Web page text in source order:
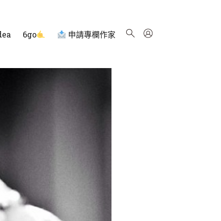
6go 申請專欄作家